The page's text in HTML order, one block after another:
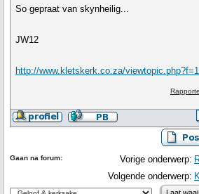
So gepraat van skynheilig...
JW12
http://www.kletskerk.co.za/
Vorige onderwerp:
Volgende onderwerp:
Gaan na forum: